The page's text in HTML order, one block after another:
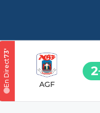
AGF
2
73
'
En Direct